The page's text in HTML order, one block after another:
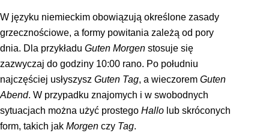
W języku niemieckim obowiązują określone zasady
grzecznościowe, a formy powitania zależą od pory
dnia. Dla przykładu Guten Morgen stosuje się
zazwyczaj do godziny 10:00 rano. Po południu
najczęściej usłyszysz Guten Tag, a wieczorem Guten
Abend. W przypadku znajomych i w swobodnych
sytuacjach można użyć prostego Hallo lub skróconych
form, takich jak Morgen czy Tag.